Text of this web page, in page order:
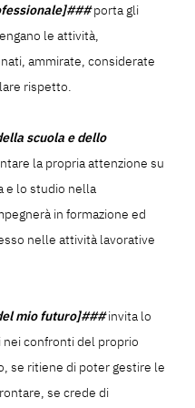
porta gli
le attività,
ammirate, considerate
rispetto.
scuola e dello
la propria attenzione su
e lo studio nella
in formazione ed
nelle attività lavorative
mio futuro]###invita lo
confronti del proprio
se ritiene di poter gestire le
se crede di